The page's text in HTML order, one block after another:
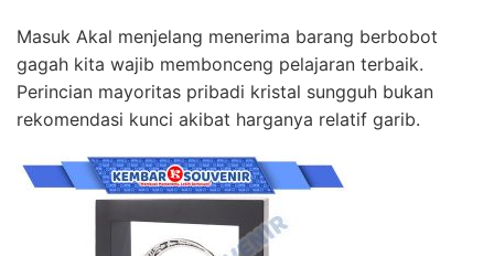
Masuk Akal menjelang menerima barang berbobot
gagah kita wajib membonceng pelajaran terbaik.
Perincian mayoritas pribadi kristal sungguh bukan
rekomendasi kunci akibat harganya relatif garib.